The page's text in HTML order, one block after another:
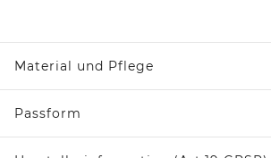
Material und Pflege
Passform